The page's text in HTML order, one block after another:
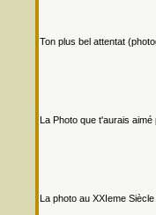
Ton plus bel attentat
La Photo que t'aurais aimé
La photo au XXIeme Siècle